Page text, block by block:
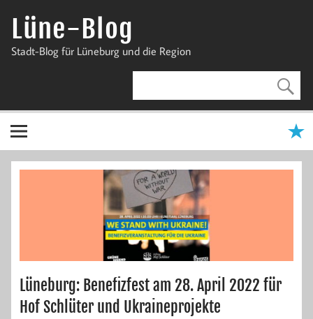
InhaltLüne-Blog
Stadt-Blog für Lüneburg und die Region
Lüneburg: Benefizfest am 28. April 2022 für
Hof Schlüter und Ukraineprojekte